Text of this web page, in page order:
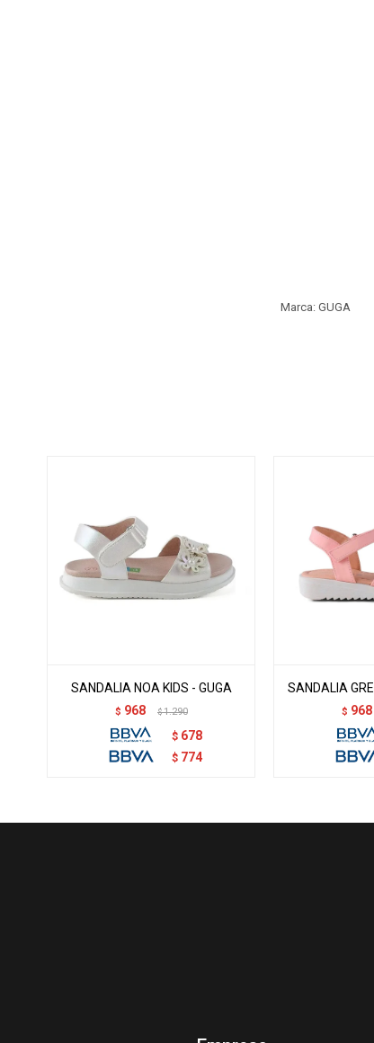
Marca: GUGA
SANDALIA NOA KIDS - GUGA
$ 968 $ 1.290
$ 678
$ 774
SANDALIA
$ 968